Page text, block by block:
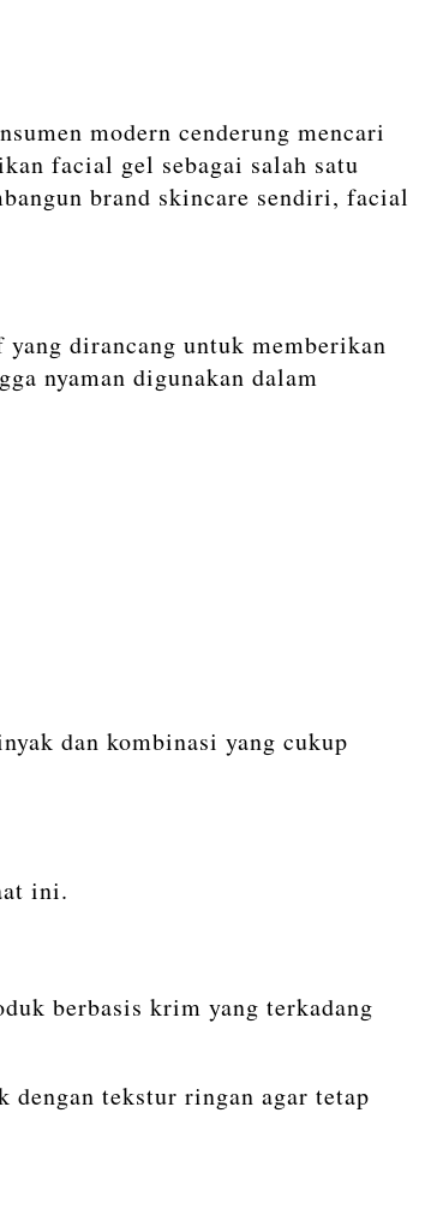
modern cenderung mencari
facial gel sebagai salah satu
brand skincare sendiri, facial
dirancang untuk memberikan
nyaman digunakan dalam
dan kombinasi yang cukup
ini.
berbasis krim yang terkadang
dengan tekstur ringan agar tetap